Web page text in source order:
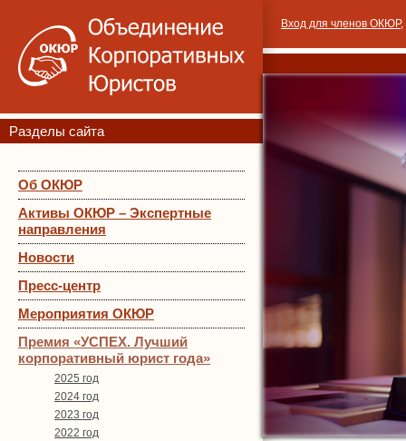
Разделы сайта
Об ОКЮР
Активы ОКЮР – Экспертные
направления
Новости
Пресс-центр
Мероприятия ОКЮР
Премия «УСПЕХ. Лучший
корпоративный юрист года»
2025 год
2024 год
2023 год
2022 год
Вход для членов ОКЮР,